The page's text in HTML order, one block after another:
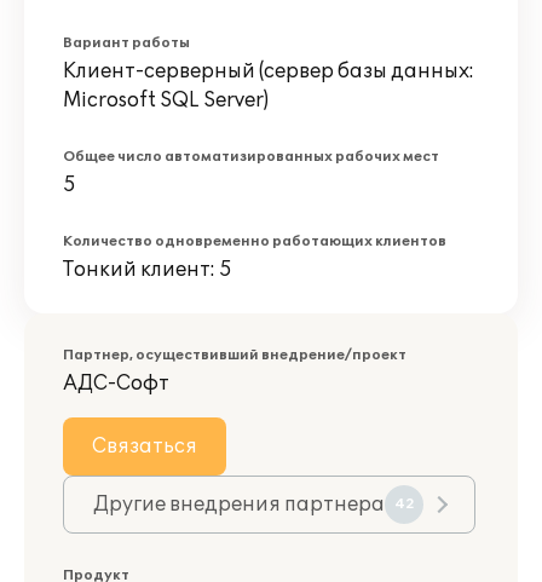
Вариант работы
Клиент-серверный (сервер базы данных:
Microsoft SQL Server)
Общее число автоматизированных рабочих мест
5
Количество одновременно работающих клиентов
Тонкий клиент: 5
Партнер, осуществивший внедрение/проект
АДС-Софт
Связаться
Другие внедрения партнера 42
Продукт